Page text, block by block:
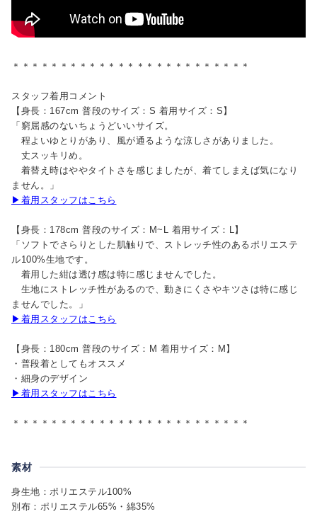
＊＊＊＊＊＊＊＊＊＊＊＊＊＊＊＊＊＊＊＊＊＊＊＊＊
スタッフ着用コメント
【身長：167cm 普段のサイズ：S 着用サイズ：S】
「窮屈感のないちょうどいいサイズ。
程よいゆとりがあり、風が通るような涼しさがありました。
丈スッキリめ。
着替え時はややタイトさを感じましたが、着てしまえば気になり
ません。」
▶着用スタッフはこちら
【身長：178cm 普段のサイズ：M~L 着用サイズ：L】
「ソフトでさらりとした肌触りで、ストレッチ性のあるポリエステ
ル100%生地です。
着用した紺は透け感は特に感じませんでした。
生地にストレッチ性があるので、動きにくさやキツさは特に感じ
ませんでした。」
▶着用スタッフはこちら
【身長：180cm 普段のサイズ：M 着用サイズ：M】
・普段着としてもオススメ
・細身のデザイン
▶着用スタッフはこちら
＊＊＊＊＊＊＊＊＊＊＊＊＊＊＊＊＊＊＊＊＊＊＊＊＊
素材
身生地：ポリエステル100%
別布：ポリエステル65%・綿35%